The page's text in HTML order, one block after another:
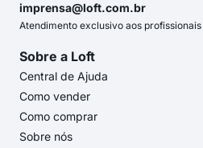
imprensa@loft.com.br
Atendimento exclusivo aos
Sobre a Loft
Central de Ajuda
Como vender
Como comprar
Sobre nós